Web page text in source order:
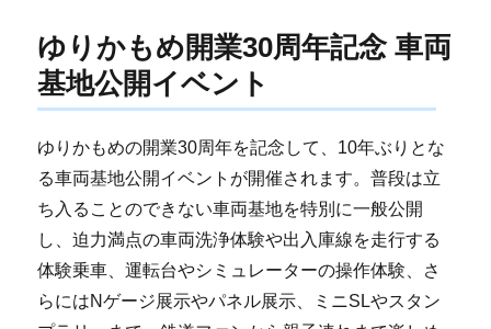
ゆりかもめ開業30周年記念 車両
基地公開イベント
ゆりかもめの開業30周年を記念して、10年ぶりとな
る車両基地公開イベントが開催されます。普段は立
ち入ることのできない車両基地を特別に一般公開
し、迫力満点の車両洗浄体験や出入庫線を走行する
体験乗車、運転台やシミュレーターの操作体験、さ
らにはNゲージ展示やパネル展示、ミニSLやスタン